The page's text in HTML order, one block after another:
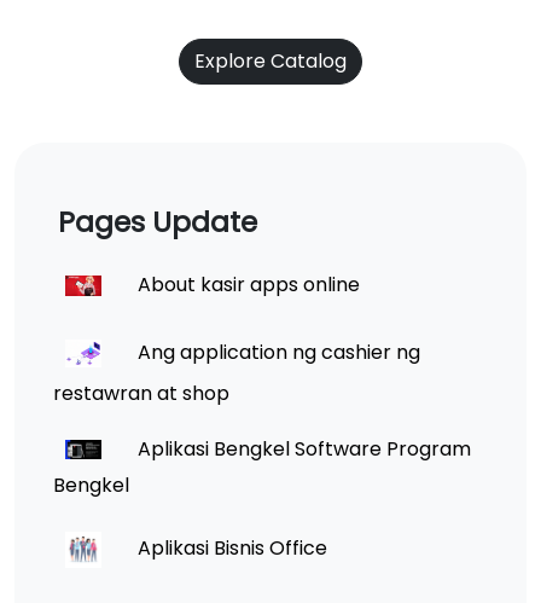
Explore Catalog
Pages Update
About kasir apps online
Ang application ng cashier ng
restawran at shop
Aplikasi Bengkel Software Program
Bengkel
Aplikasi Bisnis Office